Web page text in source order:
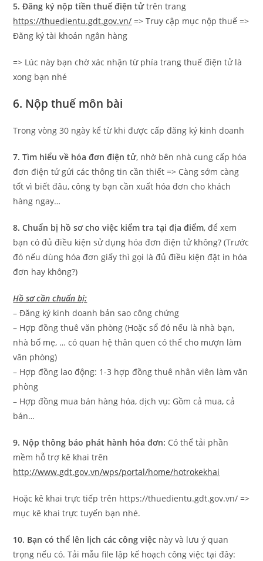
5. Đăng ký nộp tiền thuế điện tửtrên trang
https://thuedientu.gdt.gov.vn/ => Truy cập mục nộp thuế =>
Đăng ký tài khoản ngân hàng
=> Lúc này bạn chờ xác nhận từ phía trang thuế điện tử là
xong bạn nhé
6. Nộp thuế môn bài
Trong vòng 30 ngày kể từ khi được cấp đăng ký kinh doanh
7. Tìm hiểu về hóa đơn điện tử, nhờ bên nhà cung cấp hóa
đơn điện tử gửi các thông tin cần thiết => Càng sớm càng
tốt vì biết đâu, công ty bạn cần xuất hóa đơn cho khách
hàng ngay…
8. Chuẩn bị hồ sơ cho việc kiểm tra tại địa điểm, để xem
bạn có đủ điều kiện sử dụng hóa đơn điện tử không? (Trước
đó nếu dùng hóa đơn giấy thì gọi là đủ điều kiện đặt in hóa
đơn hay không?)
Hồ sơ cần chuẩn bị:
– Đăng ký kinh doanh bản sao công chứng
– Hợp đồng thuê văn phòng (Hoặc sổ đỏ nếu là nhà bạn,
nhà bố mẹ, … có quan hệ thân quen có thể cho mượn làm
văn phòng)
– Hợp đồng lao động: 1-3 hợp đồng thuê nhân viên làm văn
phòng
– Hợp đồng mua bán hàng hóa, dịch vụ: Gồm cả mua, cả
bán…
9. Nộp thông báo phát hành hóa đơn: Có thể tải phần
mềm hỗ trợ kê khai trên
http://www.gdt.gov.vn/wps/portal/home/hotrokekhai
Hoặc kê khai trực tiếp trên https://thuedientu.gdt.gov.vn/ =>
mục kê khai trực tuyến bạn nhé.
10. Bạn có thể lên lịch các công việc này và lưu ý quan
trọng nếu có. Tải mẫu file lập kế hoạch công việc tại đây: